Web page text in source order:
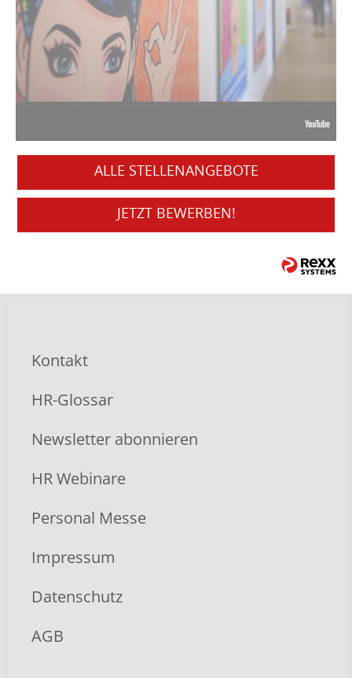
ALLE STELLENANGEBOTE
JETZT BEWERBEN!
Kontakt
HR-Glossar
Newsletter abonnieren
HR Webinare
Personal Messe
Impressum
Datenschutz
AGB